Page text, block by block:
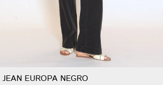
JEAN EUROPA NEGRO